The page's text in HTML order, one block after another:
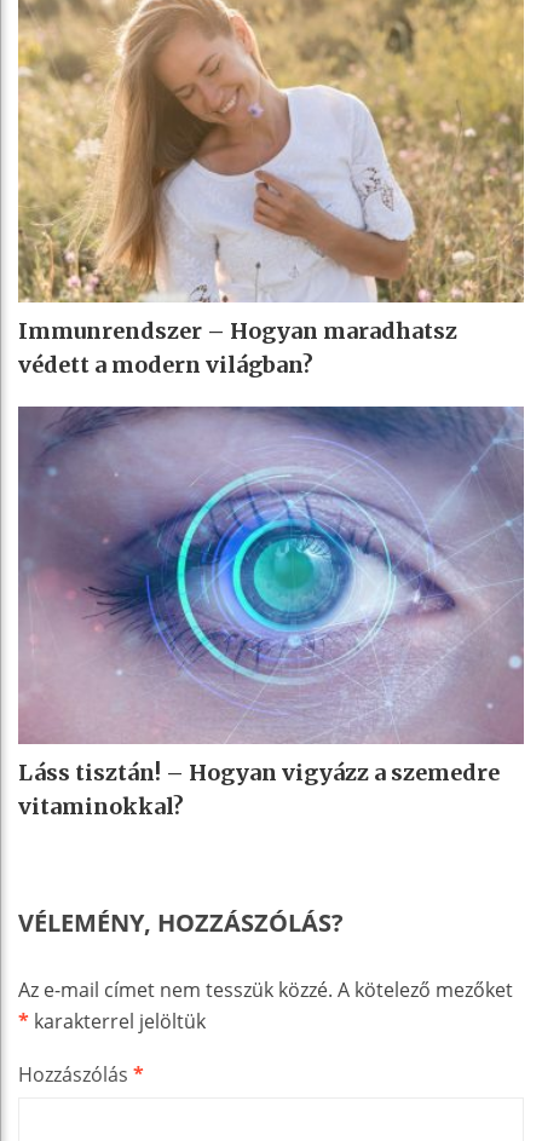
Immunrendszer – Hogyan maradhatsz
védett a modern világban?
Láss tisztán! – Hogyan vigyázz a szemedre
vitaminokkal?
VÉLEMÉNY, HOZZÁSZÓLÁS?
Az e-mail címet nem tesszük közzé. A kötelező mezőket
* karakterrel jelöltük
Hozzászólás *